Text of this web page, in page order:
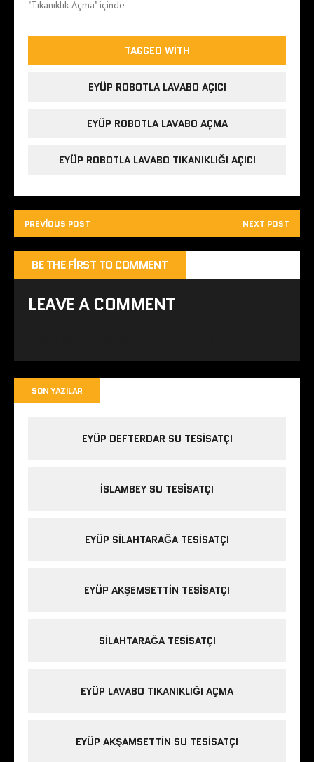
"Tıkanıklık Açma" içinde
TAGGED WITH
EYÜP ROBOTLA LAVABO AÇICI
EYÜP ROBOTLA LAVABO AÇMA
EYÜP ROBOTLA LAVABO TIKANIKLIĞI AÇICI
PREVIOUS POST NEXT POST
BE THE FIRST TO COMMENT
LEAVE A COMMENT
SON YAZILAR
EYÜP DEFTERDAR SU TESISATÇI
İSLAMBEY SU TESISATÇI
EYÜP SILAHTARAĞA TESISATÇI
EYÜP AKŞEMSETTIN TESISATÇI
SILAHTARAĞA TESISATÇI
EYÜP LAVABO TIKANIKLIĞI AÇMA
EYÜP AKŞAMSETTIN SU TESISATÇI